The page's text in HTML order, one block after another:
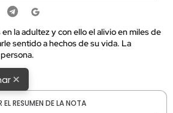
la adultez y con ello el alivio en miles de
sentido a hechos de su vida. La
×
EL RESUMEN DE LA NOTA